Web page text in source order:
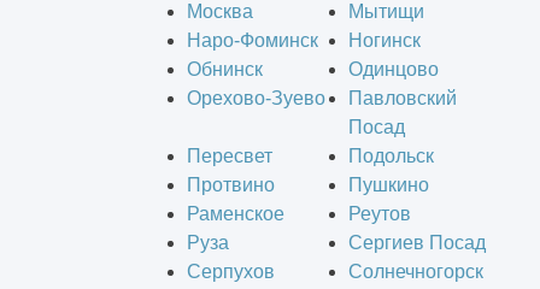
Москва
Мытищи
Наро-Фоминск
Ногинск
Обнинск
Одинцово
Орехово-Зуево
Павловский
Посад
Пересвет
Подольск
Протвино
Пушкино
Раменское
Реутов
Руза
Сергиев Посад
Серпухов
Солнечногорск